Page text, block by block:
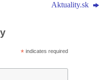
Aktuality.sk
* indicates required